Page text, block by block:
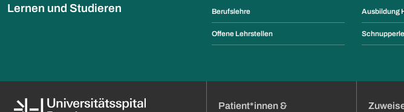
Lernen und Studieren Berufslehre
Offene Lehrstellen
Ausbildung
Patient*innen &